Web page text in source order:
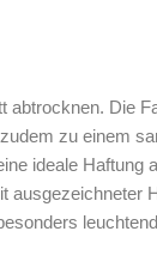
Die
zu einem
ideale